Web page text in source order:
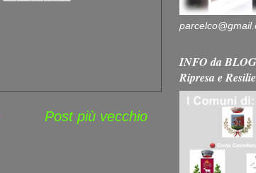
Post più vecchio
INFO da
Ripresa e